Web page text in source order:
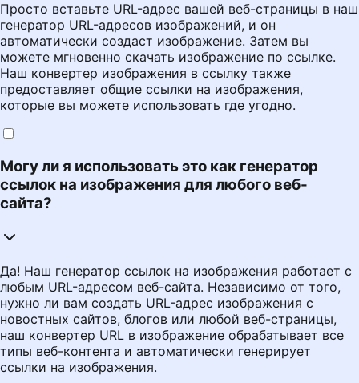
Просто вставьте URL-адрес вашей веб-страницы в наш
генератор URL-адресов изображений, и он
автоматически создаст изображение. Затем вы
можете мгновенно скачать изображение по ссылке.
Наш конвертер изображения в ссылку также
предоставляет общие ссылки на изображения,
которые вы можете использовать где угодно.
Могу ли я использовать это как генератор
ссылок на изображения для любого веб-
сайта?
Да! Наш генератор ссылок на изображения работает с
любым URL-адресом веб-сайта. Независимо от того,
нужно ли вам создать URL-адрес изображения с
новостных сайтов, блогов или любой веб-страницы,
наш конвертер URL в изображение обрабатывает все
типы веб-контента и автоматически генерирует
ссылки на изображения.